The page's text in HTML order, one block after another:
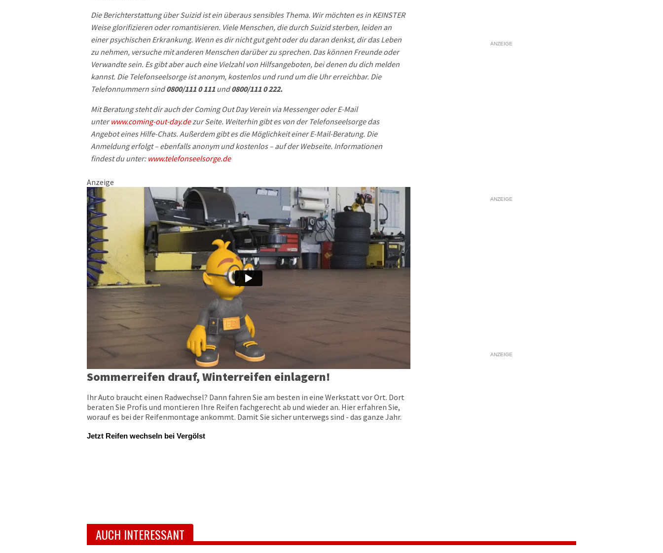
Die Berichterstattung über Suizid ist ein überaus sensibles Thema. Wir möchten es in KEINSTER
Weise glorifizieren oder romantisieren. Viele Menschen, die durch Suizid sterben, leiden an
einer psychischen Erkrankung. Wenn es dir nicht gut geht oder du daran denkst, dir das Leben
zu nehmen, versuche mit anderen Menschen darüber zu sprechen. Das können Freunde oder
Verwandte sein. Es gibt aber auch eine Vielzahl von Hilfsangeboten, bei denen du dich melden
kannst. Die Telefonseelsorge ist anonym, kostenlos und rund um die Uhr erreichbar. Die
Telefonnummern sind0800/111 0 111 und0800/111 0 222.
Mit Beratung steht dir auch der Coming Out Day Verein via Messenger oder E-Mail
unterwww.coming-out-day.dezur Seite. Weiterhin gibt es von der Telefonseelsorge das
Angebot eines Hilfe-Chats. Außerdem gibt es die Möglichkeit einer E-Mail-Beratung. Die
Anmeldung erfolgt – ebenfalls anonym und kostenlos – auf der Webseite. Informationen
findest du unter: www.telefonseelsorge.de
Anzeige
Sommerreifen drauf, Winterreifen einlagern!
Ihr Auto braucht einen Radwechsel? Dann fahren Sie am besten in eine Werkstatt vor Ort. Dort
beraten Sie Profis und montieren Ihre Reifen fachgerecht ab und wieder an. Hier erfahren Sie,
worauf es bei der Reifenmontage ankommt. Damit Sie sicher unterwegs sind - das ganze Jahr.
Jetzt Reifen wechseln bei Vergölst
ANZEIGE
ANZEIGE
ANZEIGE
AUCH INTERESSANT